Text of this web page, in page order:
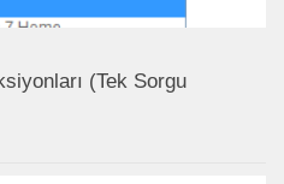
(Tek Sorgu